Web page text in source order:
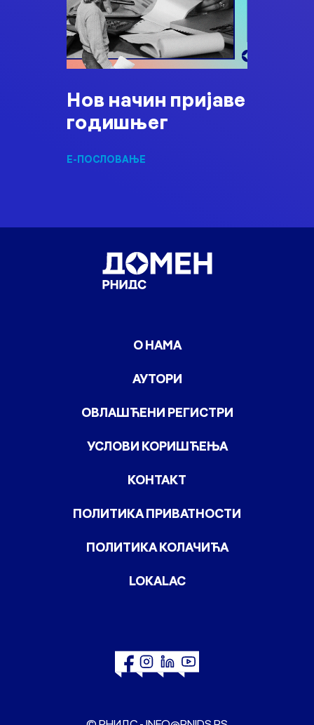
Нов начин пријаве
годишњег
Е-ПОСЛОВАЊЕ
О НАМА
АУТОРИ
ОВЛАШЋЕНИ РЕГИСТРИ
УСЛОВИ КОРИШЋЕЊА
КОНТАКТ
ПОЛИТИКА ПРИВАТНОСТИ
ПОЛИТИКА КОЛАЧИЋА
LOKALAC